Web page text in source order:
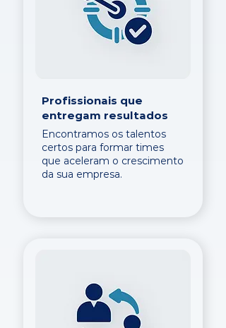
Profissionais que
entregam resultados
Encontramos os talentos
certos para formar times
que aceleram o crescimento
da sua empresa.